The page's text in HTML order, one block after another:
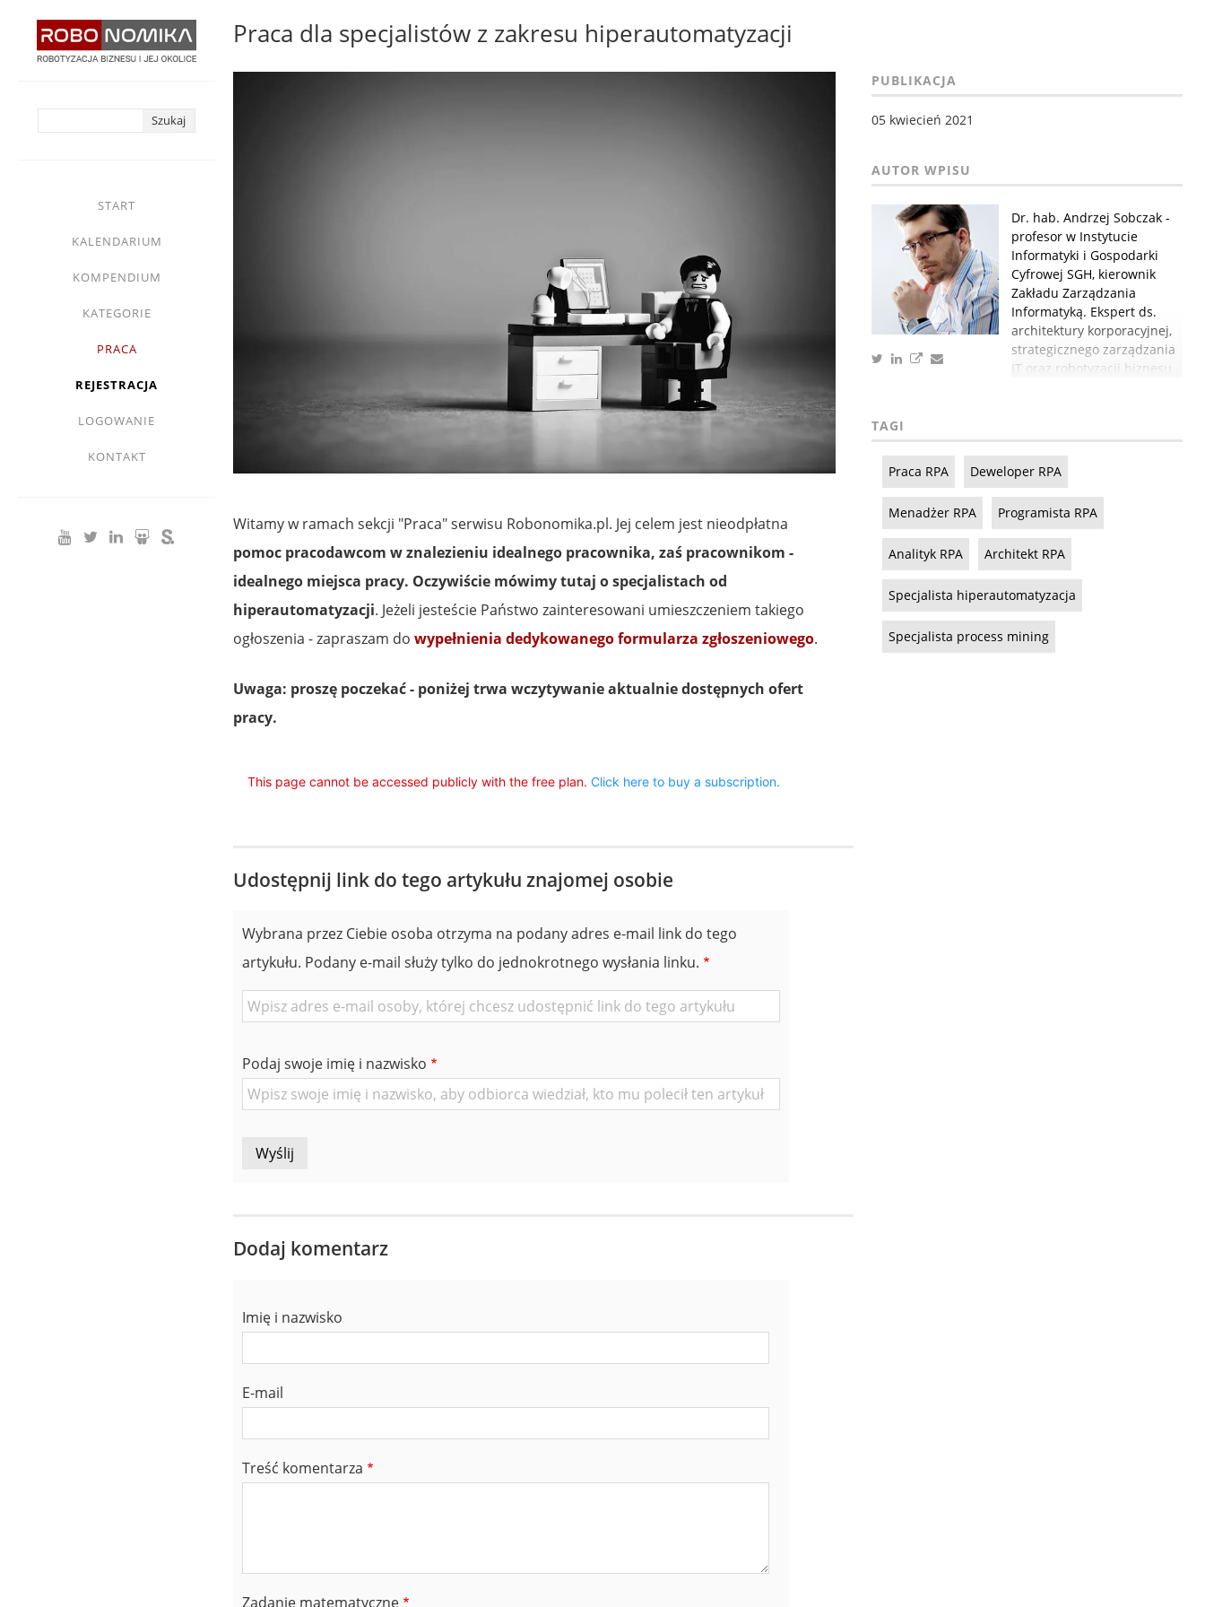
START
KALENDARIUM
KOMPENDIUM
KATEGORIE
PRACA
REJESTRACJA
LOGOWANIE
KONTAKT
Praca dla specjalistów z zakresu hiperautomatyzacji
Witamy w ramach sekcji "Praca" serwisu Robonomika.pl. Jej celem jest nieodpłatna
pomoc pracodawcom w znalezieniu idealnego pracownika, zaś pracownikom -
idealnego miejsca pracy. Oczywiście mówimy tutaj o specjalistach od
hiperautomatyzacji. Jeżeli jesteście Państwo zainteresowani umieszczeniem takiego
ogłoszenia - zapraszam do wypełnienia dedykowanego formularza zgłoszeniowego.
Uwaga: proszę poczekać - poniżej trwa wczytywanie aktualnie dostępnych ofert
pracy.
PUBLIKACJA
05 kwiecień 2021
Dr. hab. Andrzej Sobczak -
profesor w Instytucie
Informatyki i Gospodarki
Cyfrowej SGH, kierownik
Zakładu Zarządzania
Informatyką. Ekspert ds.
architektury korporacyjnej,
strategicznego zarządzania
IT oraz robotyzacji biznesu.
TAGI
Praca RPA Deweloper RPA
Menadżer RPA Programista RPA
Analityk RPA Architekt RPA
Specjalista hiperautomatyzacja
Specjalista process mining
Udostępnij link do tego artykułu znajomej osobie
Wybrana przez Ciebie osoba otrzyma na podany adres e-mail link do tego
artykułu. Podany e-mail służy tylko do jednokrotnego wysłania linku.
E-
znajomej
Osoby
Podaj swoje imię i nazwisko
Dodaj komentarz
Imię i nazwisko
E-mail
Treść komentarza
Zadanie matematyczne